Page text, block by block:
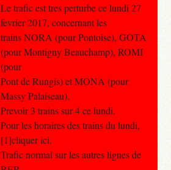
Le trafic est tres perturbe ce lundi 27
fevrier 2017, concernant les
trains NORA (pour Pontoise), GOTA
(pour Montigny Beauchamp), ROMI
(pour
Pont de Rungis) et MONA (pour
Massy Palaiseau).
Prevoir 3 trains sur 4 ce lundi.
Pour les horaires des trains du lundi,
[1]cliquer ici.
Trafic normal sur les autres lignes de